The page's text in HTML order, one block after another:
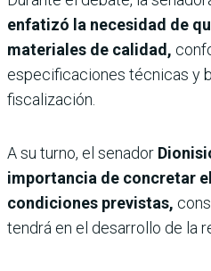
enfatizó la necesidad de
materiales de calidad,
especificaciones técnicas y
fiscalización.
A su turno, el senador
importancia de concretar
condiciones previstas,
tendrá en el desarrollo de la